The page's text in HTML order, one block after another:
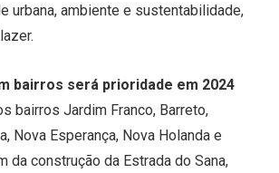
urbana, ambiente e sustentabilidade,
bairros será prioridade em 2024
bairros Jardim Franco, Barreto,
Nova Esperança, Nova Holanda e
da construção da Estrada do Sana,